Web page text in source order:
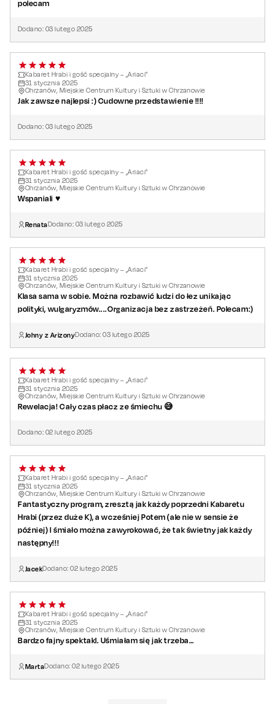
polecam
Dodano: 03 lutego 2025
Kabaret Hrabi i gość specjalny – „Ariaci”
31 stycznia 2025
Chrzanów, Miejskie Centrum Kultury i Sztuki w Chrzanowie
Jak zawsze najlepsi :) Cudowne przedstawienie !!!!
Dodano: 03 lutego 2025
Kabaret Hrabi i gość specjalny – „Ariaci”
31 stycznia 2025
Chrzanów, Miejskie Centrum Kultury i Sztuki w Chrzanowie
Wspaniali ♥️
RenataDodano: 03 lutego 2025
Kabaret Hrabi i gość specjalny – „Ariaci”
31 stycznia 2025
Chrzanów, Miejskie Centrum Kultury i Sztuki w Chrzanowie
Klasa sama w sobie. Można rozbawić ludzi do łez unikając
polityki, wulgaryzmów....Organizacja bez zastrzeżeń. Polecam:)
Johny z ArizonyDodano:03 lutego 2025
Kabaret Hrabi i gość specjalny – „Ariaci”
31 stycznia 2025
Chrzanów, Miejskie Centrum Kultury i Sztuki w Chrzanowie
Rewelacja! Cały czas płacz ze śmiechu 😅
Dodano: 02 lutego 2025
Kabaret Hrabi i gość specjalny – „Ariaci”
31 stycznia 2025
Chrzanów, Miejskie Centrum Kultury i Sztuki w Chrzanowie
Fantastyczny program, zresztą jak każdy poprzedni Kabaretu
Hrabi (przez duże K), a wcześniej Potem (ale nie w sensie że
później) I śmiało można zawyrokować, że tak świetny jak każdy
następny!!!
JacekDodano:02 lutego 2025
Kabaret Hrabi i gość specjalny – „Ariaci”
31 stycznia 2025
Chrzanów, Miejskie Centrum Kultury i Sztuki w Chrzanowie
Bardzo fajny spektakl. Uśmiałam się jak trzeba…
MartaDodano:02 lutego 2025